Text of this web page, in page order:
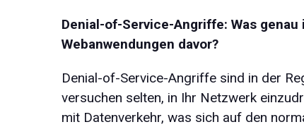
Denial-of-Service-Angriffe: Was
Webanwendungen davor?
Denial-of-Service-Angriffe sind in der
versuchen selten, in Ihr Netzwerk
mit Datenverkehr, was sich auf den